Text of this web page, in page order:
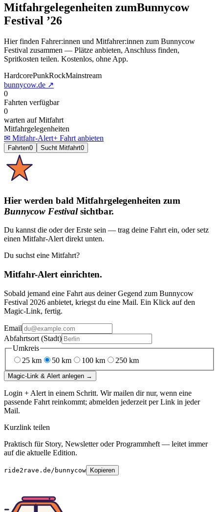
Mitfahrgelegenheiten zumBunnycow
Festival ’26
Hier finden Fahrer:innen und Mitfahrer:innen zum Bunnycow
Festival zusammen — Plätze anbieten, Anschluss finden,
Spritkosten teilen. Kostenlos, ohne App.
HardcorePunkRockMainstream
bunnycow.de ↗
0
Fahrten verfügbar
0
warten auf Mitfahrt
Mitfahrgelegenheiten
✉ Mitfahr-Alert+ Fahrt anbieten
Fahrten0 Sucht Mitfahrt0
Hier werden bald Mitfahrgelegenheiten zum
Bunnycow Festival sichtbar.
Du kannst die oder der Erste sein — trag deine Fahrt ein, oder setz
einen Mitfahr-Alert direkt unten.
Du suchst eine Mitfahrt?
Mitfahr-Alert einrichten.
Sobald jemand eine Fahrt aus deiner Gegend zum Bunnycow
Festival 2026 anbietet, kriegst du eine Mail. Ein Klick auf den
Magic-Link, fertig.
Email
Abfahrtsort (Stadt)
Umkreis
25 km 50 km 100 km 250 km
Magic-Link & Alert anlegen →
Login + Alert in einem Schritt. Wir mailen dir nur, wenn eine
passende Fahrt reinkommt; abmelden jederzeit per Link in jeder
Mail.
Kurzlink teilen
Praktisch für Story, Newsletter oder Programmheft — leitet immer
auf die aktuelle Edition.
ride2rave.de/bunnycow Kopieren